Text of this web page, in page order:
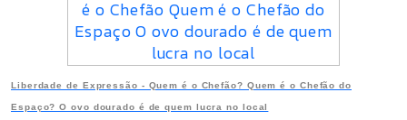
Liberdade de Expressão - Quem é o Chefão? Quem é o Chefão do
Espaço? O ovo dourado é de quem lucra no local